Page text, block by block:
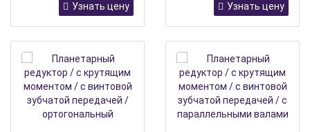
Узнать цену Узнать цену